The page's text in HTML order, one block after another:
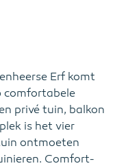
Erf komt
comfortabele
privé tuin, balkon
is het vier
ontmoeten
Comfort-